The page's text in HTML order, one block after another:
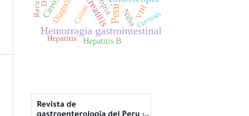
Perú
Hemorragia gastrointestinal
Niño
Hepatitis B
Cirrosis
Colon VIH
Hepatitis